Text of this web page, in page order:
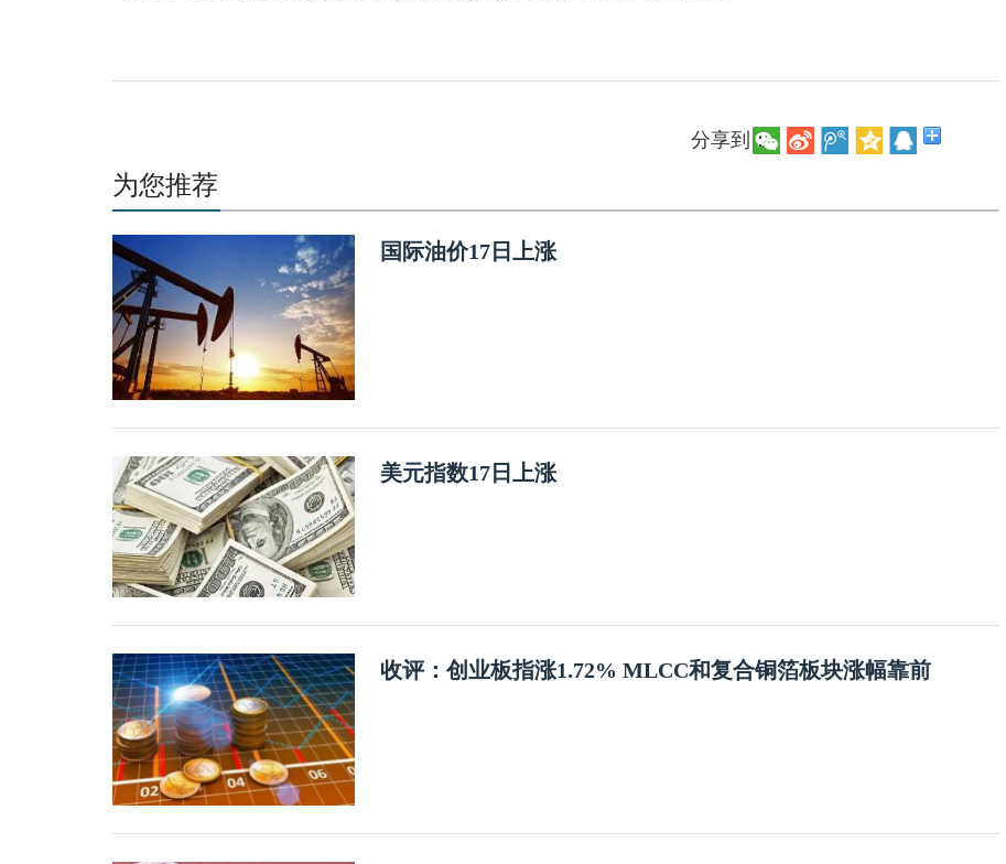
分享到：
为您推荐
国际油价17日上涨
美元指数17日上涨
收评：创业板指涨1.72% MLCC和复合铜箔板块涨幅靠前